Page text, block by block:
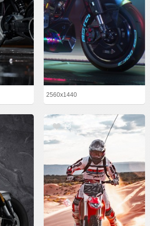
2560x1440
19